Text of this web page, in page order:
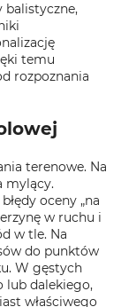
balistyczne,
temu
rozpoznania
terenowe. Na
mylący.
oceny „na
w ruchu i
w tle. Na
do punktów
W gęstych
lub dalekiego,
właściwego